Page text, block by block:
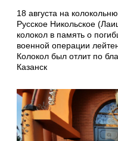
18 августа на
Русское Никольское
колокол в память о
военной операции
Колокол был отлит по
Казанск